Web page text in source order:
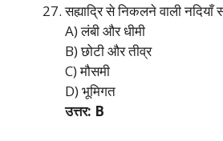
सह्याद्रि से निकलने वाली नदियाँ
A) लंबी और धीमी
B) छोटी और तीव्र
C) मौसमी
D) भूमिगत
उत्तर: B